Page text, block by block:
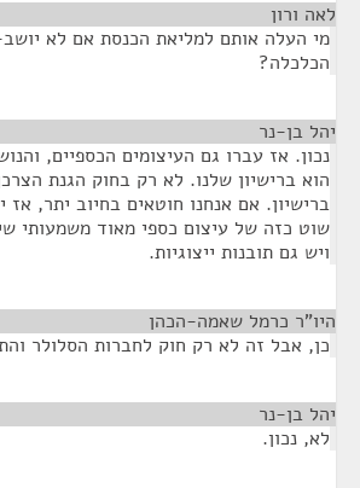
לאה ורון
מי העלה אותם למליאת הכנסת אם לא
הכלכלה?
יהל בן-נר
נכון. אז עברו גם העיצומים הכספיים,
הוא ברישיון שלנו. לא רק בחוק הגנת
ברישיון. אם אנחנו חוטאים בחיוב יתר, אז
שוט כזה של עיצום כספי מאוד משמעותי
ויש גם תובנות ייצוגיות.
היו"ר כרמל שאמה-הכהן
כן, אבל זה לא רק חוק לחברות הסלולר
יהל בן-נר
לא, נכון.